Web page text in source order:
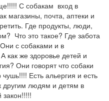
С собакам  вход в
магазины, почта, аптеки и
Где продукты, люди,
Что это такое? Где забота
с собаками и в
как же здоровье детей и
Они говорят что собаки
Есть альергия и есть
другим людям и детям в
закон!!!!!